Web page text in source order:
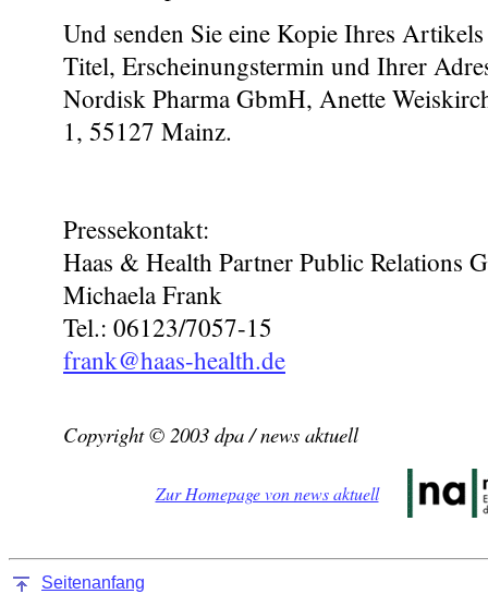
Und senden Sie eine Kopie Ihres
Titel, Erscheinungstermin und Ihrer
Nordisk Pharma GbmH, Anette
1, 55127 Mainz.
Pressekontakt:
Haas & Health Partner Public Relations
Michaela Frank
Tel.: 06123/7057-15
frank@haas-health.de
Copyright © 2003 dpa / news aktuell
Zur Homepage von news aktuell
Seitenanfang